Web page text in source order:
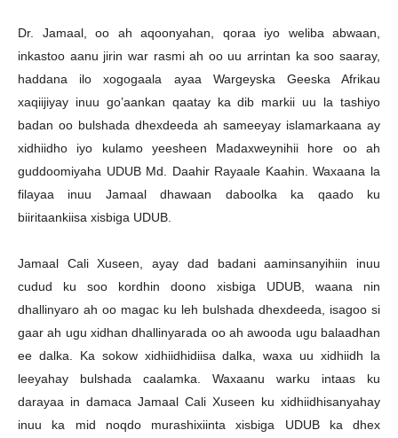
Dr. Jamaal, oo ah aqoonyahan, qoraa iyo weliba abwaan,
inkastoo aanu jirin war rasmi ah oo uu arrintan ka soo saaray,
haddana ilo xogogaala ayaa Wargeyska Geeska Afrikau
xaqiijiyay inuu go’aankan qaatay ka dib markii uu la tashiyo
badan oo bulshada dhexdeeda ah sameeyay islamarkaana ay
xidhiidho iyo kulamo yeesheen Madaxweynihii hore oo ah
guddoomiyaha UDUB Md. Daahir Rayaale Kaahin. Waxaana la
filayaa inuu Jamaal dhawaan daboolka ka qaado ku
biiritaankiisa xisbiga UDUB.
Jamaal Cali Xuseen, ayay dad badani aaminsanyihiin inuu
cudud ku soo kordhin doono xisbiga UDUB, waana nin
dhallinyaro ah oo magac ku leh bulshada dhexdeeda, isagoo si
gaar ah ugu xidhan dhallinyarada oo ah awooda ugu balaadhan
ee dalka. Ka sokow xidhiidhidiisa dalka, waxa uu xidhiidh la
leeyahay bulshada caalamka. Waxaanu warku intaas ku
darayaa in damaca Jamaal Cali Xuseen ku xidhiidhisanyahay
inuu ka mid noqdo murashixiinta xisbiga UDUB ka dhex